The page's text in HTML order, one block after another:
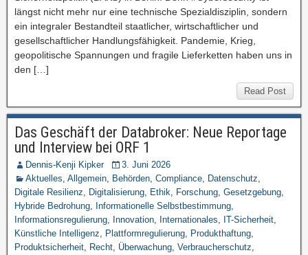
längst nicht mehr nur eine technische Spezialdisziplin, sondern
ein integraler Bestandteil staatlicher, wirtschaftlicher und
gesellschaftlicher Handlungsfähigkeit. Pandemie, Krieg,
geopolitische Spannungen und fragile Lieferketten haben uns in
den […]
Read Post
Das Geschäft der Databroker: Neue Reportage
und Interview bei ORF 1
Dennis-Kenji Kipker
3. Juni 2026
Aktuelles, Allgemein, Behörden, Compliance, Datenschutz,
Digitale Resilienz, Digitalisierung, Ethik, Forschung, Gesetzgebung,
Hybride Bedrohung, Informationelle Selbstbestimmung,
Informationsregulierung, Innovation, Internationales, IT-Sicherheit,
Künstliche Intelligenz, Plattformregulierung, Produkthaftung,
Produktsicherheit, Recht, Überwachung, Verbraucherschutz,